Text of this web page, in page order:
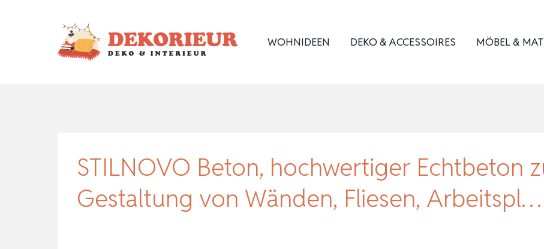
WOHNIDEEN DEKO & ACCESSOIRES MÖBEL &
STILNOVO Beton, hochwertiger Echtbeton
Gestaltung von Wänden, Fliesen, Arbeitspl…